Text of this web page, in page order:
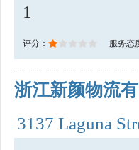
1
评分： 服务态
浙江新颜物流
3137 Laguna